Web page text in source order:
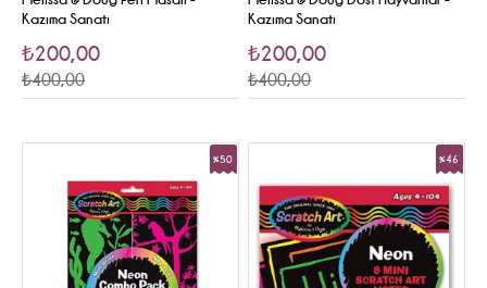
Kazıma Sanatı
₺200,00
₺400,00
Kazıma Sanatı
₺200,00
₺400,00
%50 %46
Sale